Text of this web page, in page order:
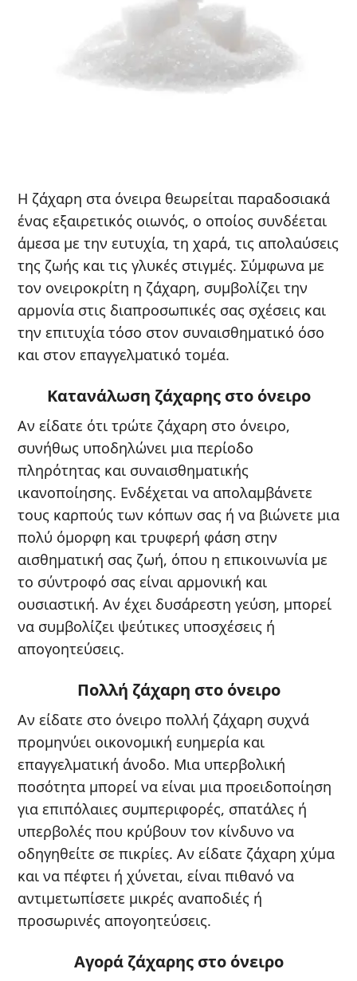
Η ζάχαρη στα όνειρα θεωρείται παραδοσιακά
ένας εξαιρετικός οιωνός, ο οποίος συνδέεται
άμεσα με την ευτυχία, τη χαρά, τις απολαύσεις
της ζωής και τις γλυκές στιγμές. Σύμφωνα με
τον ονειροκρίτη η ζάχαρη, συμβολίζει την
αρμονία στις διαπροσωπικές σας σχέσεις και
την επιτυχία τόσο στον συναισθηματικό όσο
και στον επαγγελματικό τομέα.
Κατανάλωση ζάχαρης στο όνειρο
Αν είδατε ότι τρώτε ζάχαρη στο όνειρο,
συνήθως υποδηλώνει μια περίοδο
πληρότητας και συναισθηματικής
ικανοποίησης. Ενδέχεται να απολαμβάνετε
τους καρπούς των κόπων σας ή να βιώνετε μια
πολύ όμορφη και τρυφερή φάση στην
αισθηματική σας ζωή, όπου η επικοινωνία με
το σύντροφό σας είναι αρμονική και
ουσιαστική. Αν έχει δυσάρεστη γεύση, μπορεί
να συμβολίζει ψεύτικες υποσχέσεις ή
απογοητεύσεις.
Πολλή ζάχαρη στο όνειρο
Αν είδατε στο όνειρο πολλή ζάχαρη συχνά
προμηνύει οικονομική ευημερία και
επαγγελματική άνοδο. Μια υπερβολική
ποσότητα μπορεί να είναι μια προειδοποίηση
για επιπόλαιες συμπεριφορές, σπατάλες ή
υπερβολές που κρύβουν τον κίνδυνο να
οδηγηθείτε σε πικρίες. Αν είδατε ζάχαρη χύμα
και να πέφτει ή χύνεται, είναι πιθανό να
αντιμετωπίσετε μικρές αναποδιές ή
προσωρινές απογοητεύσεις.
Αγορά ζάχαρης στο όνειρο